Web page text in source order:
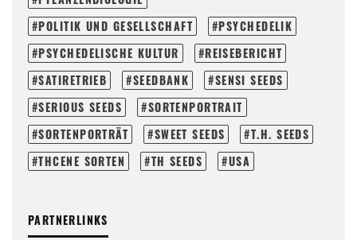
POLITIK UND GESELLSCHAFT
PSYCHEDELIK
PSYCHEDELISCHE KULTUR
REISEBERICHT
SATIRETRIEB
SEEDBANK
SENSI SEEDS
SERIOUS SEEDS
SORTENPORTRAIT
SORTENPORTRÄT
SWEET SEEDS
T.H. SEEDS
THCENE SORTEN
TH SEEDS USA
PARTNERLINKS